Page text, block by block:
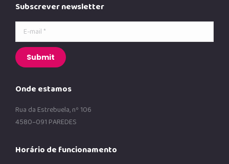
Subscrever newsletter
E-mail *
Submit
Onde estamos
Rua da Estrebuela, nº 106
4580–091 PAREDES
Horário de funcionamento